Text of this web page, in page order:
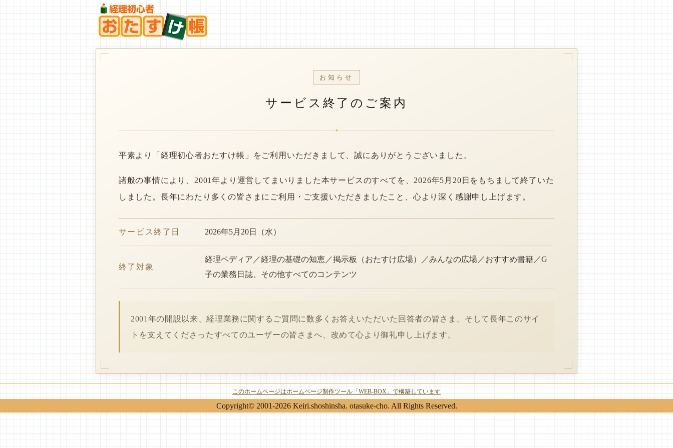
お知らせ
サービス終了のご案内
*
平素より「経理初心者おたすけ帳」をご利用いただきまして、誠にありがとうございました。
諸般の事情により、2001年より運営してまいりました本サービスのすべてを、2026年5月20日をもちまして終了いた
しました。長年にわたり多くの皆さまにご利用・ご支援いただきましたこと、心より深く感謝申し上げます。
サービス終了日 2026年5月20日（水）
終了対象
経理ペディア／経理の基礎の知恵／掲示板（おたすけ広場）／みんなの広場／おすすめ書籍／G
子の業務日誌、その他すべてのコンテンツ
2001年の開設以来、経理業務に関するご質問に数多くお答えいただいた回答者の皆さま、そして長年このサイ
トを支えてくださったすべてのユーザーの皆さまへ、改めて心より御礼申し上げます。
このホームページはホームページ制作ツール「WEB-BOX」で構築しています
Copyright© 2001-2026 Keiri.shoshinsha. otasuke-cho. All Rights Reserved.